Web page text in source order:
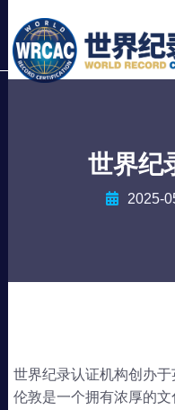
世界纪
2025-
世界纪录认证机构创办于
伦敦是一个拥有浓厚的